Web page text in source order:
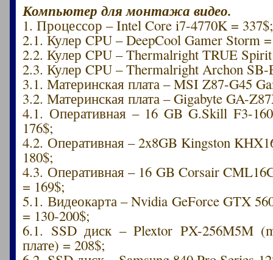
Компьютер для монтажа видео.
1. Процессор – Intel Core i7-4770K = 337$;
2.1. Кулер CPU – DeepCool Gamer Storm
2.2. Кулер CPU – Thermalright TRUE
2.3. Кулер CPU – Thermalright Archon
3.1. Материнская плата – MSI Z87-G45
3.2. Материнская плата – Gigabyte GA-
4.1. Оперативная – 16 GB G.Skill F3-
176$;
4.2. Оперативная – 2x8GB Kingston
180$;
4.3. Оперативная – 16 GB Corsair
= 169$;
5.1. Видеокарта – Nvidia GeForce GTX
= 130-200$;
6.1. SSD диск – Plextor PX-256M5M
плате) = 208$;